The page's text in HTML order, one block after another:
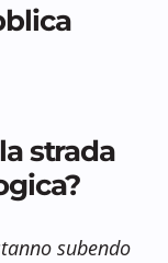
strada
subendo